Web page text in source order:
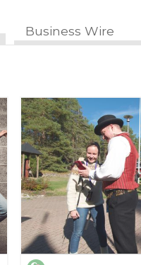
Business Wire